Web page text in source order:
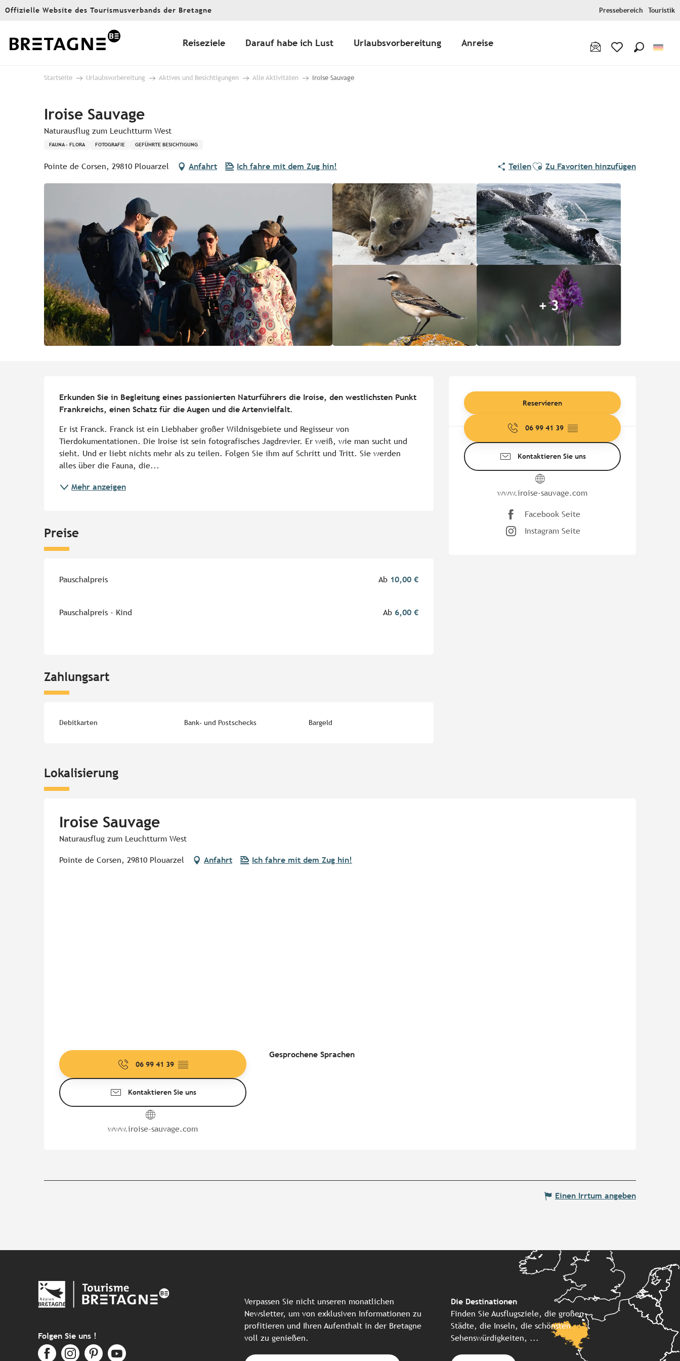
Aller
principal
Offizielle Website des Tourismusverbands der Bretagne Pressebereich Touristik
Reiseziele Darauf habe ich Lust Urlaubsvorbereitung Anreise
Startseite Urlaubsvorbereitung Aktives und Besichtigungen Alle Aktivitäten Iroise Sauvage
Iroise Sauvage
Naturausflug zum Leuchtturm West
FAUNA - FLORA FOTOGRAFIE GEFÜHRTE BESICHTIGUNG
Pointe de Corsen, 29810 Plouarzel Anfahrt Ich fahre mit dem Zug hin! TeilenAjouter aux favoris
Zu Favoriten hinzufügen
+ 3
Öffnungszeiten &
Reservieren
06 99 41 39 ▒▒
Kontaktieren Sie uns
www.iroise-sauvage.com
Facebook Seite
Instagram Seite
Erkunden Sie in Begleitung eines passionierten Naturführers die Iroise, den westlichsten Punkt
Frankreichs, einen Schatz für die Augen und die Artenvielfalt.
Er ist Franck. Franck ist ein Liebhaber großer Wildnisgebiete und Regisseur von
Tierdokumentationen. Die Iroise ist sein fotografisches Jagdrevier. Er weiß, wie man sucht und
sieht. Und er liebt nichts mehr als zu teilen. Folgen Sie ihm auf Schritt und Tritt. Sie werden
alles über die Fauna, die...
Mehr anzeigen
Preise
Preise 2026
Pauschalpreis Ab 10,00 €
Pauschalpreis - Kind Ab 6,00 €
Zahlungsart
Debitkarten Bank- und Postschecks Bargeld
Lokalisierung
Iroise Sauvage
Naturausflug zum Leuchtturm West
Pointe de Corsen, 29810 Plouarzel Anfahrt Ich fahre mit dem Zug hin!
06 99 41 39 ▒▒
Kontaktieren Sie uns
www.iroise-sauvage.com
Gesprochene Sprachen
Gesprochene Sprachen
Einen Irrtum angeben
Folgen Sie uns !
Verpassen Sie nicht unseren monatlichen
Newsletter, um von exklusiven Informationen zu
profitieren und Ihren Aufenthalt in der Bretagne
voll zu genießen.
Die Destinationen
Finden Sie Ausflugsziele, die großen
Städte, die Inseln, die schönsten
Sehenswürdigkeiten, ...